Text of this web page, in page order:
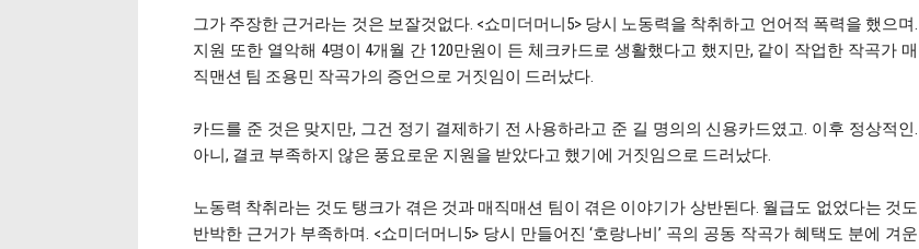
그가 주장한 근거라는 것은 보잘것없다. <쇼미더머니5> 당시 노동력을 착취하고 언어적 폭력을 했으며.
지원 또한 열악해 4명이 4개월 간 120만원이 든 체크카드로 생활했다고 했지만, 같이 작업한 작곡가 매
직맨션 팀 조용민 작곡가의 증언으로 거짓임이 드러났다.
카드를 준 것은 맞지만, 그건 정기 결제하기 전 사용하라고 준 길 명의의 신용카드였고. 이후 정상적인.
아니, 결코 부족하지 않은 풍요로운 지원을 받았다고 했기에 거짓임으로 드러났다.
노동력 착취라는 것도 탱크가 겪은 것과 매직매션 팀이 겪은 이야기가 상반된다. 월급도 없었다는 것도
반박한 근거가 부족하며. <쇼미더머니5> 당시 만들어진 ‘호랑나비’ 곡의 공동 작곡가 혜택도 분에 겨운